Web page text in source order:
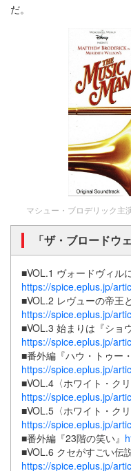
だ。
マシュー・ブロデリック主
「ザ・ブロードウ
■VOL.1 ヴォードヴィル
https://spice.eplus.jp/
■VOL.2 レヴューの帝王
https://spice.eplus.jp/
■VOL.3 始まりは『ショ
https://spice.eplus.jp/
■番外編『ハウ・トゥー
https://spice.eplus.jp/
■VOL.4〈ホワイト・ク
https://spice.eplus.jp/
■VOL.5〈ホワイト・ク
https://spice.eplus.jp/
■番外編『23階の笑い』
■VOL.6 クセがすごい伝
https://spice.eplus.jp/